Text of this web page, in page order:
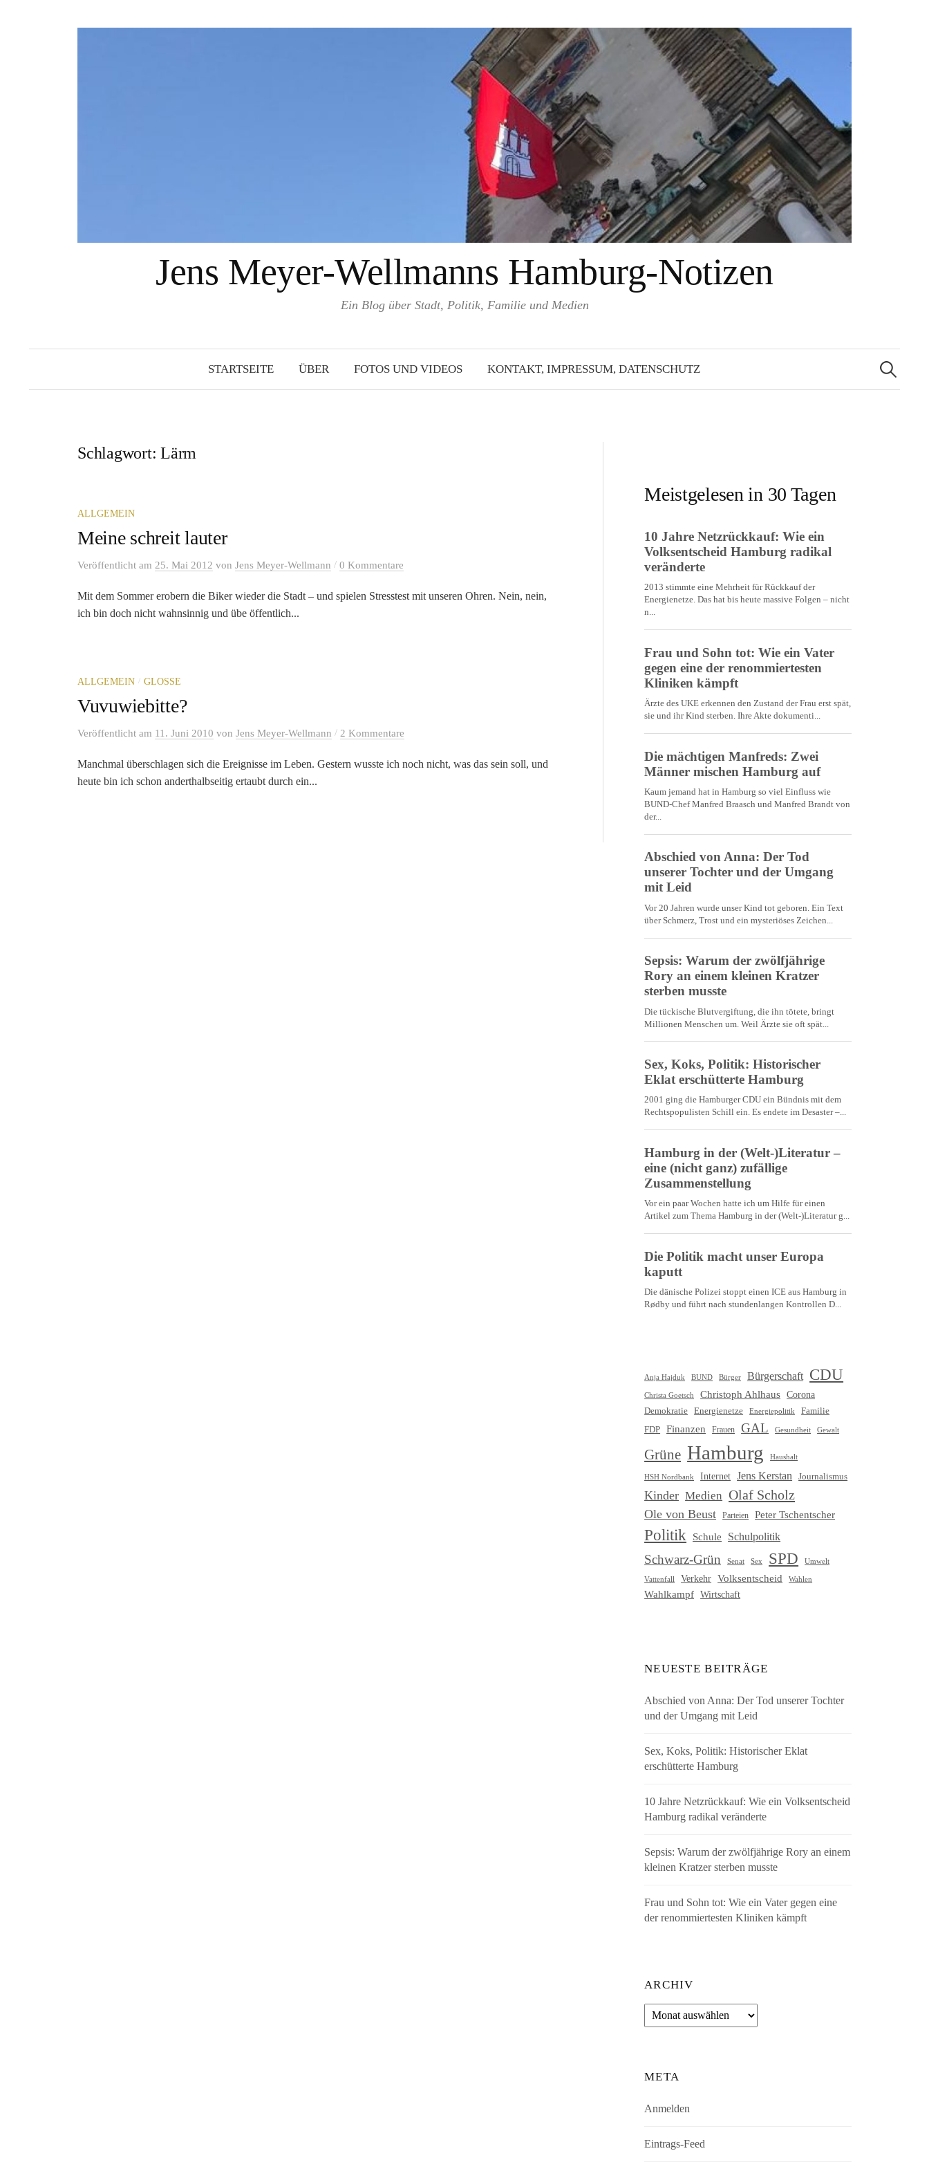
Jens Meyer-Wellmanns Hamburg-Notizen
Ein Blog über Stadt, Politik, Familie und Medien
STARTSEITE ÜBER FOTOS UND VIDEOS KONTAKT, IMPRESSUM, DATENSCHUTZ
Suchen
nach:
Schlagwort:Lärm
ALLGEMEIN
Meine schreit lauter
Veröffentlicht am 25. Mai 2012 von Jens Meyer-Wellmann / 0 Kommentare
Mit dem Sommer erobern die Biker wieder die Stadt – und spielen Stresstest mit unseren Ohren. Nein, nein,
ich bin doch nicht wahnsinnig und übe öffentlich...
ALLGEMEIN / GLOSSE
Vuvuwiebitte?
Veröffentlicht am 11. Juni 2010 von Jens Meyer-Wellmann / 2 Kommentare
Manchmal überschlagen sich die Ereignisse im Leben. Gestern wusste ich noch nicht, was das sein soll, und
heute bin ich schon anderthalbseitig ertaubt durch ein...
Meistgelesen in 30 Tagen
Anja Hajduk BUND Bürger Bürgerschaft CDU
Christa Goetsch Christoph Ahlhaus
Corona
Demokratie
Energienetze Energiepolitik
Familie
FDP
Finanzen Frauen GAL Gesundheit Gewalt
Grüne Hamburg Haushalt
HSH Nordbank Internet Jens Kerstan Journalismus
Kinder Medien Olaf Scholz
Ole von Beust Parteien Peter Tschentscher
Politik Schule Schulpolitik
Schwarz-Grün Senat Sex SPD Umwelt
Vattenfall Verkehr Volksentscheid Wahlen
Wahlkampf Wirtschaft
NEUESTE BEITRÄGE
Abschied von Anna: Der Tod unserer Tochter
und der Umgang mit Leid
Sex, Koks, Politik: Historischer Eklat
erschütterte Hamburg
10 Jahre Netzrückkauf: Wie ein Volksentscheid
Hamburg radikal veränderte
Sepsis: Warum der zwölfjährige Rory an einem
kleinen Kratzer sterben musste
Frau und Sohn tot: Wie ein Vater gegen eine
der renommiertesten Kliniken kämpft
ARCHIV
Archiv
META
Anmelden
Eintrags-Feed